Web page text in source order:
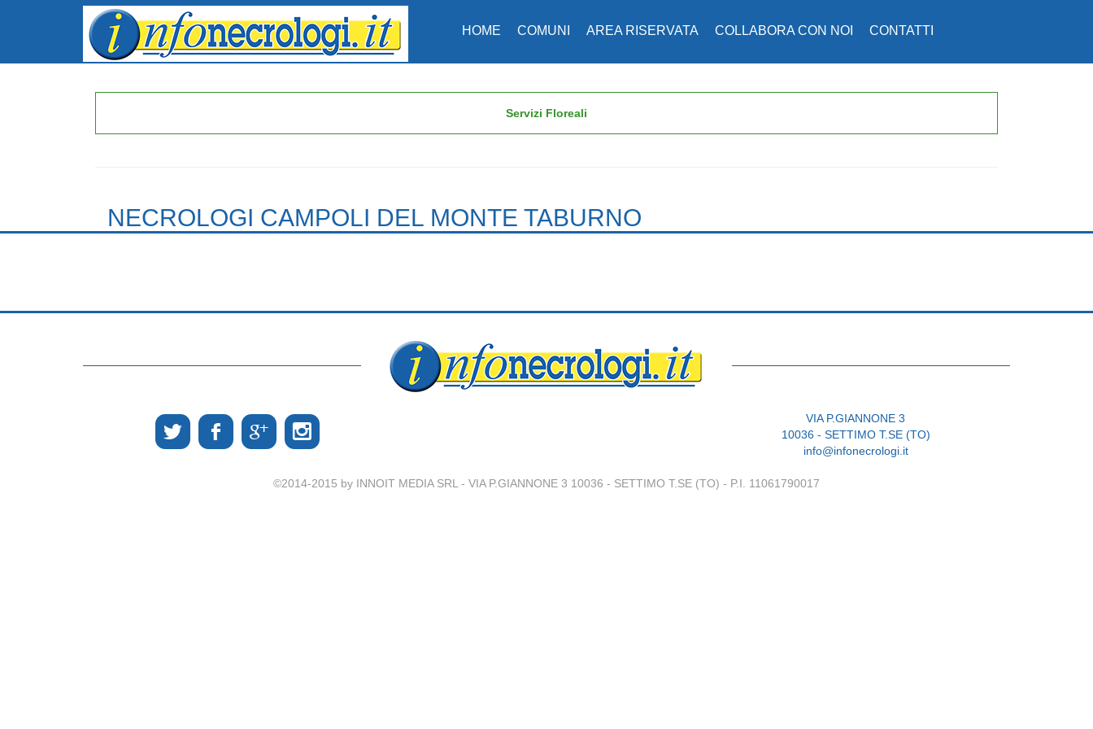
HOME COMUNI AREA RISERVATA COLLABORA CON NOI CONTATTI
Servizi Floreali
NECROLOGI CAMPOLI DEL MONTE TABURNO
VIA P.GIANNONE 3
10036 - SETTIMO T.SE (TO)
info@infonecrologi.it
©2014-2015 by INNOIT MEDIA SRL - VIA P.GIANNONE 3 10036 - SETTIMO T.SE (TO) - P.I. 11061790017